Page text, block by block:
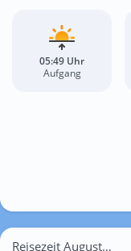
05:49 Uhr
Aufgang
Reisezeit August für Sarıhamzalı